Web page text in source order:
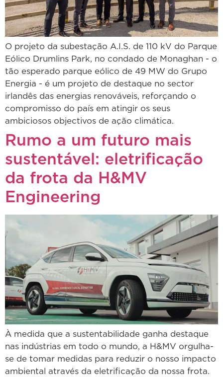
O projeto da subestação A.I.S. de 110 kV do Parque
Eólico Drumlins Park, no condado de Monaghan - o
tão esperado parque eólico de 49 MW do Grupo
Energia - é um projeto de destaque no sector
irlandês das energias renováveis, reforçando o
compromisso do país em atingir os seus
ambiciosos objectivos de ação climática.
Rumo a um futuro mais
sustentável: eletrificação
da frota da H&MV
Engineering
À medida que a sustentabilidade ganha destaque
nas indústrias em todo o mundo, a H&MV orgulha-
se de tomar medidas para reduzir o nosso impacto
ambiental através da eletrificação da nossa frota.